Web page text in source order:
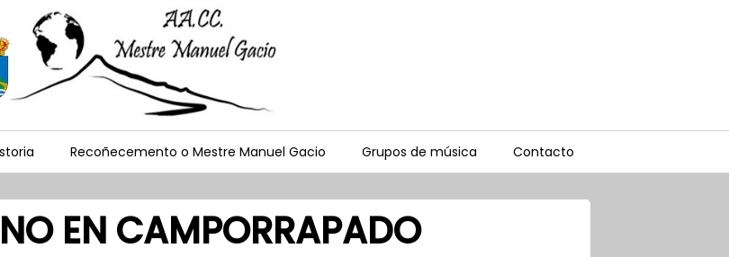
Recoñecemento o Mestre Manuel Gacio Grupos de música Contacto
EN CAMPORRAPADO